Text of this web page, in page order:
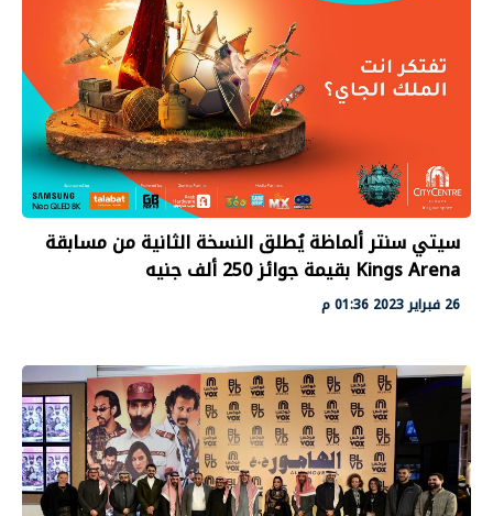
سيتي سنتر ألماظة يُطلق النسخة الثانية من مسابقة
Kings Arena بقيمة جوائز 250 ألف جنيه
26 فبراير 2023 01:36 م